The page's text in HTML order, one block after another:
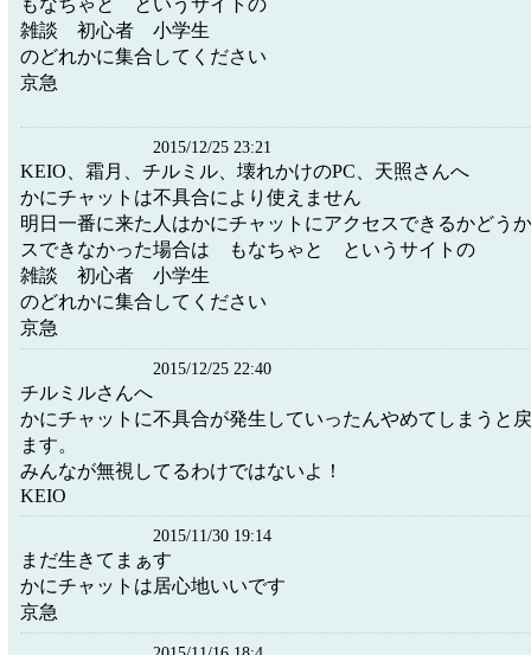
雑談 初心者 小学生
のどれかに集合してください
京急
2015/12/25 23:21
KEIO、霜月、チルミル、壊れかけのPC、天照さんへ
かにチャットは不具合により使えません
明日一番に来た人はかにチャットにアクセスできるかどう
スできなかった場合は もなちゃと というサイトの
雑談 初心者 小学生
のどれかに集合してください
京急
2015/12/25 22:40
チルミルさんへ
かにチャットに不具合が発生していったんやめてしまうと
ます。
みんなが無視してるわけではないよ！
KEIO
2015/11/30 19:14
まだ生きてまぁす
かにチャットは居心地いいです
京急